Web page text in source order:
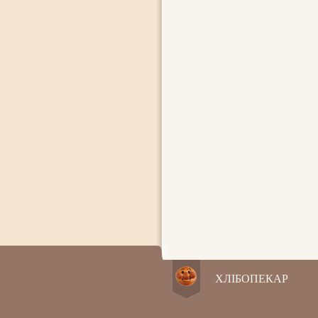
ХЛІБОПЕКАР